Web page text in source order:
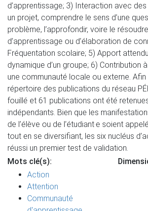
d’apprentissage; 3) Interaction avec
un projet, comprendre le sens d’une
problème, l’approfondir, voire le
d’apprentissage ou d’élaboration de
Fréquentation scolaire; 5) Apport
dynamique d’un groupe; 6) Contribution
une communauté locale ou externe. Afin
répertoire des publications du réseau
fouillé et 61 publications ont été
indépendants. Bien que les
de l’élève ou de l’étudiant·e soient
tout en se diversifiant, les six nucléus
réussi un premier test de validation.
Mots clé(s):
Action
Attention
Communauté